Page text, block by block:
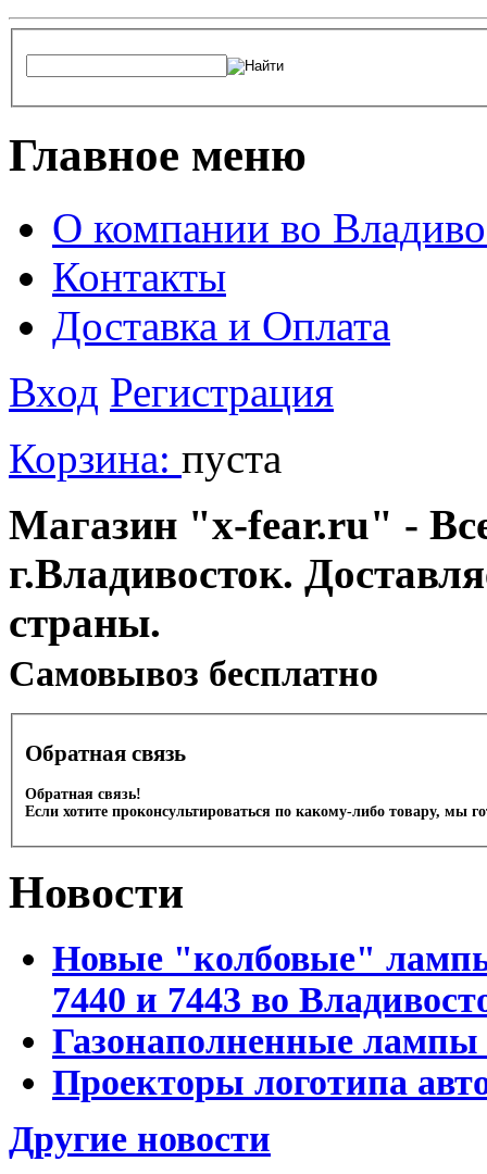
Главное меню
О компании во
Контакты
Доставка и Оплата
Вход Регистрация
Корзина: пуста
Магазин "x-fear.ru" -
г.Владивосток.
страны.
Cамовывоз бесплатно
Обратная связь
Обратная связь!
Если хотите проконсультироваться по какому-либо товару, мы
Новости
Новые "колбовые"
7440 и 7443 во
Газонаполненные лампы
Проекторы логотипа
Другие новости